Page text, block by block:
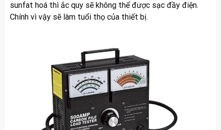
sunfat hoá thì ắc quy sẽ không thể được sạc đầy điện.
Chính vì vậy sẽ làm tuổi thọ của thiết bị.